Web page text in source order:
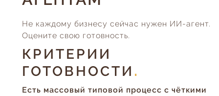
Не каждому бизнесу сейчас нужен ИИ-агент.
Оцените свою готовность.
КРИТЕРИИ
ГОТОВНОСТИ
Есть массовый типовой процесс с чёткими